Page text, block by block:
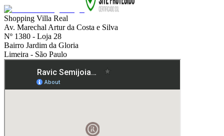
Shopping Villa Real
Av. Marechal Artur da Costa e Silva
Nº 1380 - Loja 28
Bairro Jardim da Gloria
Limeira - São Paulo